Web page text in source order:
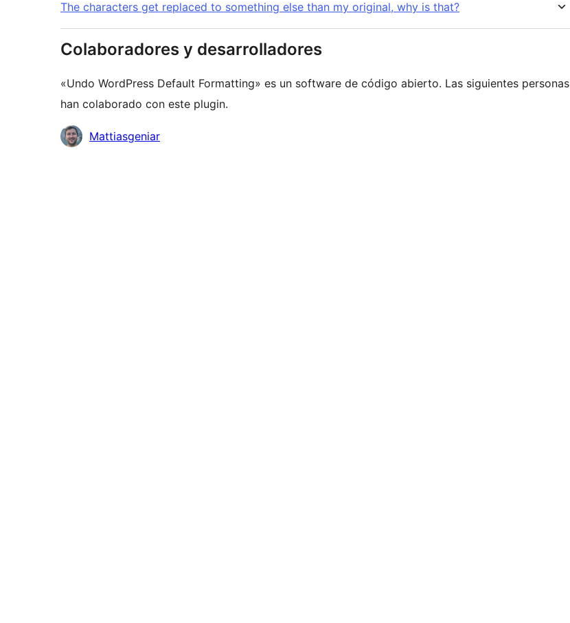
The characters get replaced to something else than my original, why is that?
Colaboradores y desarrolladores
«Undo WordPress Default Formatting» es un software de código abierto. Las siguientes personas
han colaborado con este plugin.
Colaboradores
Mattiasgeniar